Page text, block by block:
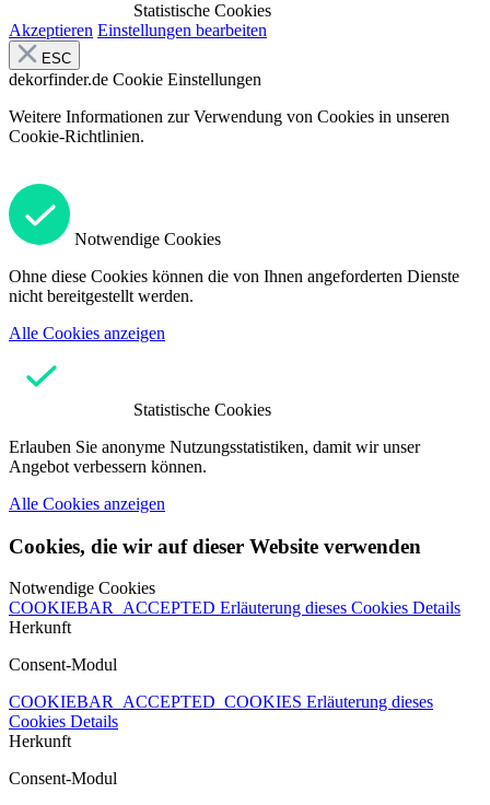
Statistische Cookies
Akzeptieren Einstellungen bearbeiten
ESC
dekorfinder.de Cookie Einstellungen
Weitere Informationen zur Verwendung von Cookies in unseren
Cookie-Richtlinien.
Notwendige Cookies
Ohne diese Cookies können die von Ihnen angeforderten Dienste
nicht bereitgestellt werden.
Alle Cookies anzeigen
Statistische Cookies
Erlauben Sie anonyme Nutzungsstatistiken, damit wir unser
Angebot verbessern können.
Alle Cookies anzeigen
Cookies, die wir auf dieser Website verwenden
Notwendige Cookies
COOKIEBAR_ACCEPTED Erläuterung dieses Cookies Details
Herkunft
Consent-Modul
COOKIEBAR_ACCEPTED_COOKIES Erläuterung dieses
Cookies Details
Herkunft
Consent-Modul